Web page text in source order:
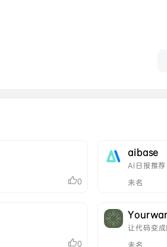
0
aibase
AI日报推荐
未名
0
让代码变
未名